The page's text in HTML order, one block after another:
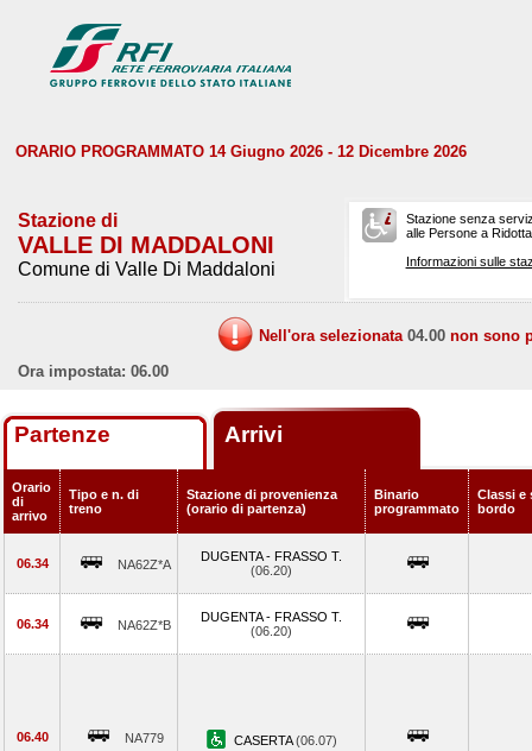
ORARIO PROGRAMMATO 14 Giugno 2026 - 12 Dicembre 2026
Stazione di
VALLE DI MADDALONI
Comune di Valle Di Maddaloni
Stazione senza
alle Persone a
Informazioni sulle
Nell'ora selezionata 04.00 non sono
Ora impostata: 06.00
Partenze Arrivi
Orario
di
arrivo
Tipo e n. di
treno
Stazione di provenienza
(orario di partenza)
Binario
programmato
Classi e
bordo
06.34 NA62Z*A
DUGENTA - FRASSO T.
(06.20)
06.34 NA62Z*B
DUGENTA - FRASSO T.
(06.20)
06.40 NA779 CASERTA(06.07)